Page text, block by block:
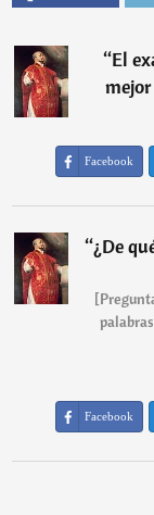
“El
Facebook
“¿De
Facebook